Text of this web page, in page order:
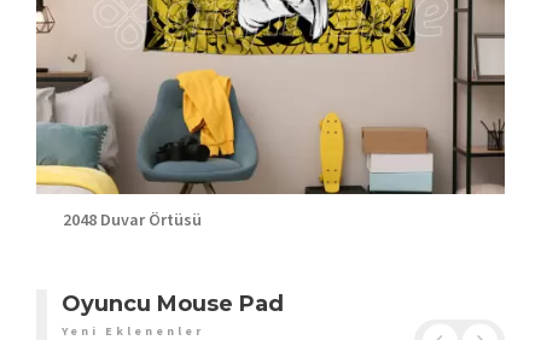
2048 Duvar Örtüsü
Oyuncu Mouse Pad
Yeni Eklenenler